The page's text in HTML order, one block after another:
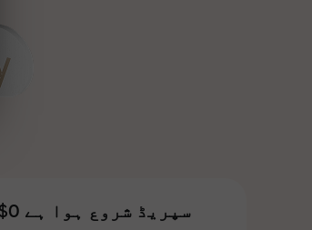
سپریڈ شروع ہوا ہے 0$ / لاٹ